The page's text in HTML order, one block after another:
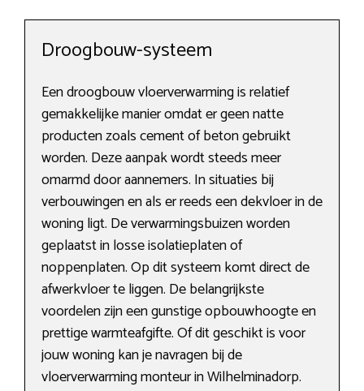
Droogbouw-systeem
Een droogbouw vloerverwarming is relatief
gemakkelijke manier omdat er geen natte
producten zoals cement of beton gebruikt
worden. Deze aanpak wordt steeds meer
omarmd door aannemers. In situaties bij
verbouwingen en als er reeds een dekvloer in de
woning ligt. De verwarmingsbuizen worden
geplaatst in losse isolatieplaten of
noppenplaten. Op dit systeem komt direct de
afwerkvloer te liggen. De belangrijkste
voordelen zijn een gunstige opbouwhoogte en
prettige warmteafgifte. Of dit geschikt is voor
jouw woning kan je navragen bij de
vloerverwarming monteur in Wilhelminadorp.